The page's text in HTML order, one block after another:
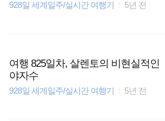
928일 세계일주/실시간 여행기 5년 전
여행 825일차, 살렌토의 비현실적인
야자수
928일 세계일주/실시간 여행기 5년 전